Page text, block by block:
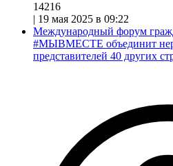
14216
| 19 мая 2025 в 09:22
Международный форум
#МЫВМЕСТЕ объединит
представителей 40 других